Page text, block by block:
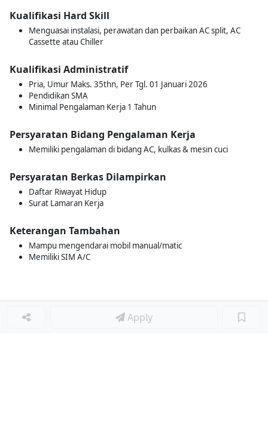
Kualifikasi Hard Skill
Menguasai instalasi, perawatan dan perbaikan AC split, AC
Cassette atau Chiller
Kualifikasi Administratif
Pria, Umur Maks. 35thn, Per Tgl. 01 Januari 2026
Pendidikan SMA
Minimal Pengalaman Kerja 1 Tahun
Persyaratan Bidang Pengalaman Kerja
Memiliki pengalaman di bidang AC, kulkas & mesin cuci
Persyaratan Berkas Dilampirkan
Daftar Riwayat Hidup
Surat Lamaran Kerja
Keterangan Tambahan
Mampu mengendarai mobil manual/matic
Memiliki SIM A/C
Apply